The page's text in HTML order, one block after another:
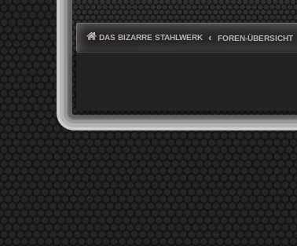
DAS BIZARRE STAHLWERK FOREN-ÜBERSICHT